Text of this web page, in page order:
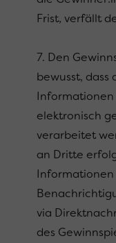
Frist, verfällt
7. Den
bewusst, dass
elektronisch
verarbeitet
an Dritte
via
des